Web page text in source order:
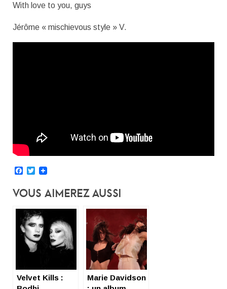
With love to you, guys
Jérôme « mischievous style » V.
Facebook
Twitter
Vous Aimerez Aussi
Velvet Kills :
Marie Davidson